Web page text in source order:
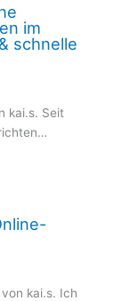
im
schnelle
kai.s. Seit
kai.s. Ich